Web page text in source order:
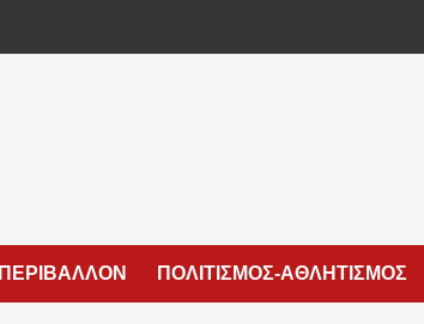
ΠΕΡΙΒΑΛΛΟΝ ΠΟΛΙΤΙΣΜΟΣ-ΑΘΛΗΤΙΣΜΟΣ